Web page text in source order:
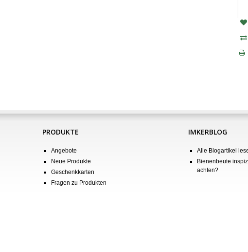
PRODUKTE
Angebote
Neue Produkte
Geschenkkarten
Fragen zu Produkten
IMKERBLOG
Alle Blogartikel
Bienenbeute
achten?